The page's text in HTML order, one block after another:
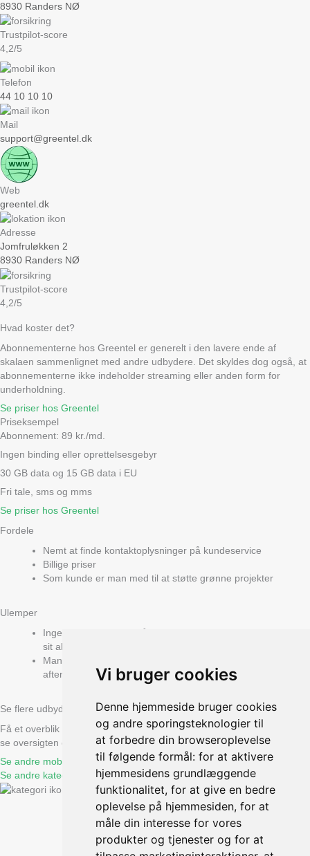
Vi bruger cookies
Denne hjemmeside bruger cookies
og andre sporingsteknologier til
at forbedre din browseroplevelse
til følgende formål: for at aktivere
hjemmesidens grundlæggende
funktionalitet, for at give en bedre
oplevelse på hjemmesiden, for at
måle din interesse for vores
produkter og tjenester og for at
8930 Randers NØ
Trustpilot-score
4,2/5
Telefon
44 10 10 10
Mail
support@greentel.dk
Web
greentel.dk
Adresse
Jomfruløkken 2
8930 Randers NØ
Trustpilot-score
4,2/5
Hvad koster det?
Abonnementerne hos Greentel er generelt i den lavere ende af
skalaen sammenlignet med andre udbydere. Det skyldes dog også, at
abonnementerne ikke indeholder streaming eller anden form for
underholdning.
Se priser hos Greentel
Priseksempel
Abonnement: 89 kr./md.
Ingen binding eller oprettelsesgebyr
30 GB data og 15 GB data i EU
Fri tale, sms og mms
Se priser hos Greentel
Fordele
Nemt at finde kontaktoplysninger på kundeservice
Billige priser
Som kunde er man med til at støtte grønne projekter
Ulemper
Ingen mulighed for at få streaming eller underholdning med i
sit abonnement
Man kan ikke ringe til kundeservice i weekenden eller om
aftenen på hverdage
Se flere udbydere
Få et overblik over de bedste og mest populære mobilselskaber eller
se oversigten over allekategorier.
Se andre mobilselskaber
Se andre kategorier